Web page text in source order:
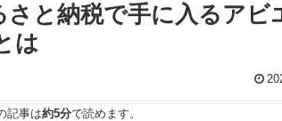
と納税で手に入るアビ
は
記事は約5分で読めます。